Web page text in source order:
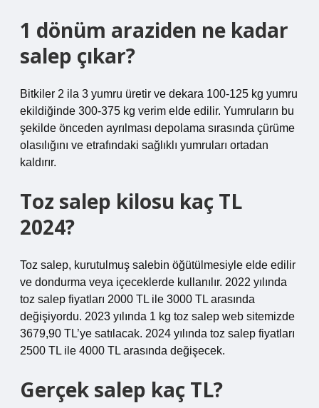
1 dönüm araziden ne kadar
salep çıkar?
Bitkiler 2 ila 3 yumru üretir ve dekara 100-125 kg yumru
ekildiğinde 300-375 kg verim elde edilir. Yumruların bu
şekilde önceden ayrılması depolama sırasında çürüme
olasılığını ve etrafındaki sağlıklı yumruları ortadan
kaldırır.
Toz salep kilosu kaç TL
2024?
Toz salep, kurutulmuş salebin öğütülmesiyle elde edilir
ve dondurma veya içeceklerde kullanılır. 2022 yılında
toz salep fiyatları 2000 TL ile 3000 TL arasında
değişiyordu. 2023 yılında 1 kg toz salep web sitemizde
3679,90 TL’ye satılacak. 2024 yılında toz salep fiyatları
2500 TL ile 4000 TL arasında değişecek.
Gerçek salep kaç TL?